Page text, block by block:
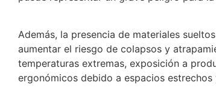
Además, la presencia de materiales
aumentar el riesgo de colapsos y
temperaturas extremas, exposición a
ergonómicos debido a espacios